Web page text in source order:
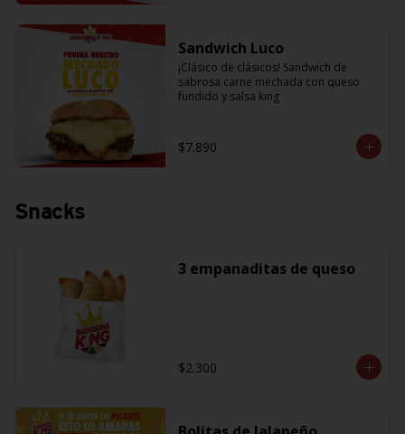
Sandwich Luco
¡Clásico de clásicos! Sandwich de
sabrosa carne mechada con queso
fundido y salsa king
$7.890
Snacks
3 empanaditas de queso
$2.300